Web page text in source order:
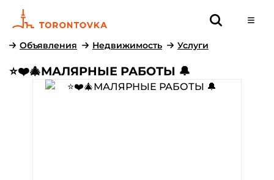
Объявления Недвижимость Услуги
⭐️❤️🎄МАЛЯРНЫЕ РАБОТЫ 🔔